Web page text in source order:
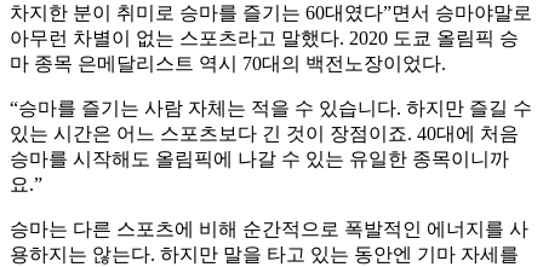
차지한 분이 취미로 승마를 즐기는 60대였다”면서 승마야말로
아무런 차별이 없는 스포츠라고 말했다. 2020 도쿄 올림픽 승
마 종목 은메달리스트 역시 70대의 백전노장이었다.
“승마를 즐기는 사람 자체는 적을 수 있습니다. 하지만 즐길 수
있는 시간은 어느 스포츠보다 긴 것이 장점이죠. 40대에 처음
승마를 시작해도 올림픽에 나갈 수 있는 유일한 종목이니까
요.”
승마는 다른 스포츠에 비해 순간적으로 폭발적인 에너지를 사
용하지는 않는다. 하지만 말을 타고 있는 동안엔 기마 자세를